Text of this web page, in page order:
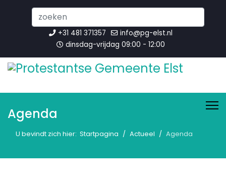
...
+31 481 371357
info@pg-elst.nl
dinsdag-vrijdag 09:00 - 12:00
Agenda
U bevindt zich hier: Startpagina Actueel Agenda